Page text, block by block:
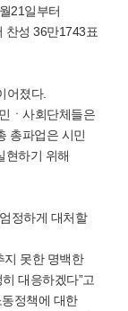
21일부터
찬성 36만1743표
어졌다.
ㆍ사회단체들은
총파업은 시민
현하기 위해
정하게 대처할
지 못한 명백한
대응하겠다”고
정책에 대한